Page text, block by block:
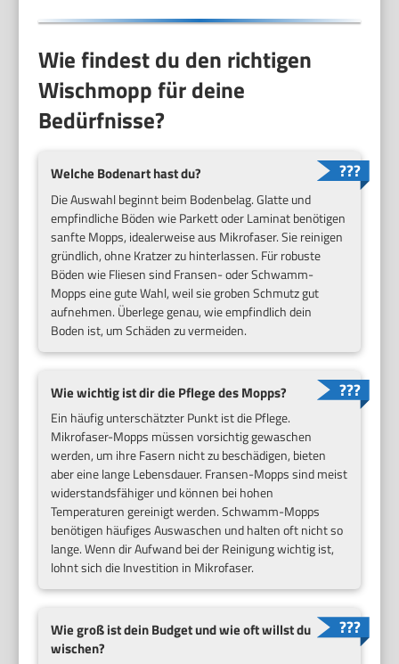
Wie findest du den richtigen
Wischmopp für deine
Bedürfnisse?
Welche Bodenart hast du?
Die Auswahl beginnt beim Bodenbelag. Glatte und
empfindliche Böden wie Parkett oder Laminat benötigen
sanfte Mopps, idealerweise aus Mikrofaser. Sie reinigen
gründlich, ohne Kratzer zu hinterlassen. Für robuste
Böden wie Fliesen sind Fransen- oder Schwamm-
Mopps eine gute Wahl, weil sie groben Schmutz gut
aufnehmen. Überlege genau, wie empfindlich dein
Boden ist, um Schäden zu vermeiden.
Wie wichtig ist dir die Pflege des Mopps?
Ein häufig unterschätzter Punkt ist die Pflege.
Mikrofaser-Mopps müssen vorsichtig gewaschen
werden, um ihre Fasern nicht zu beschädigen, bieten
aber eine lange Lebensdauer. Fransen-Mopps sind meist
widerstandsfähiger und können bei hohen
Temperaturen gereinigt werden. Schwamm-Mopps
benötigen häufiges Auswaschen und halten oft nicht so
lange. Wenn dir Aufwand bei der Reinigung wichtig ist,
lohnt sich die Investition in Mikrofaser.
Wie groß ist dein Budget und wie oft willst du
wischen?